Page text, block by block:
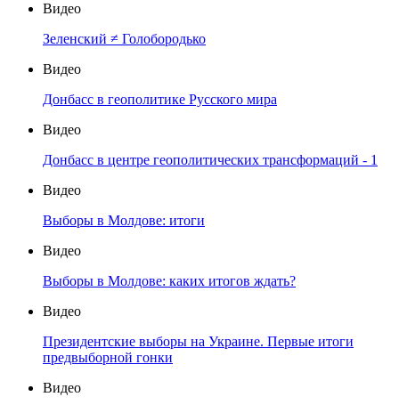
Видео
Зеленский ≠ Голобородько
Видео
Донбасс в геополитике Русского мира
Видео
Донбасс в центре геополитических трансформаций - 1
Видео
Выборы в Молдове: итоги
Видео
Выборы в Молдове: каких итогов ждать?
Видео
Президентские выборы на Украине. Первые итоги
предвыборной гонки
Видео